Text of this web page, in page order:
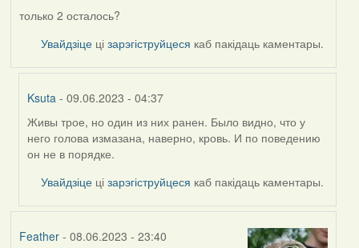
только 2 осталось?
Увайдзіце цізарэгіструйцеся каб пакідаць каментары.
Ksuta - 09.06.2023 - 04:37
In
reply
to
09Алена
Живы трое, но один из них ранен. Было видно, что у
него голова измазана, наверно, кровь. И по поведению
он не в порядке.
Увайдзіце цізарэгіструйцеся каб пакідаць каментары.
Feather- 08.06.2023 - 23:40